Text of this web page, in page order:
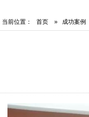
当前位置： 首页 » 成功案例